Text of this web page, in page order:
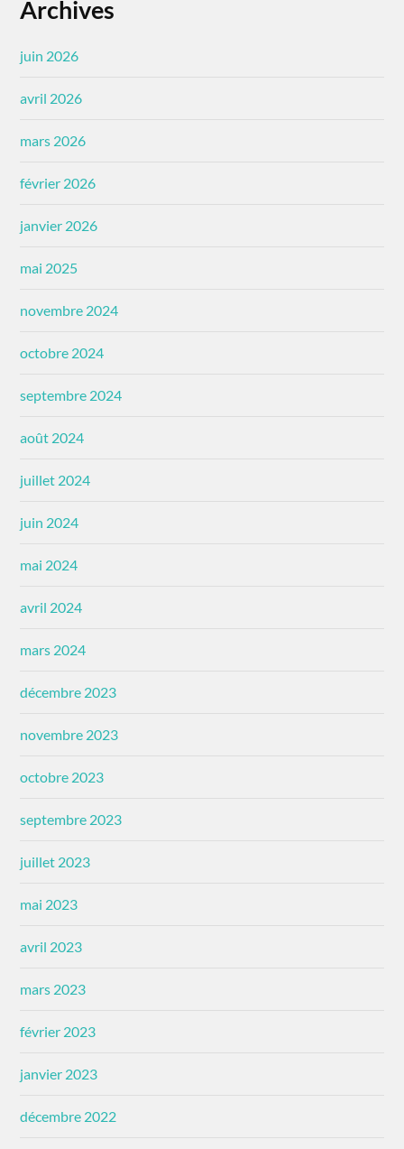
Archives
juin 2026
avril 2026
mars 2026
février 2026
janvier 2026
mai 2025
novembre 2024
octobre 2024
septembre 2024
août 2024
juillet 2024
juin 2024
mai 2024
avril 2024
mars 2024
décembre 2023
novembre 2023
octobre 2023
septembre 2023
juillet 2023
mai 2023
avril 2023
mars 2023
février 2023
janvier 2023
décembre 2022